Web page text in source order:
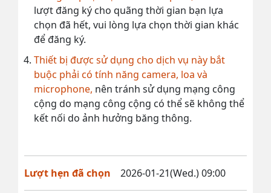
lượt đăng ký cho quãng thời gian bạn lựa
chọn đã hết, vui lòng lựa chọn thời gian khác
để đăng ký.
Thiết bị được sử dụng cho dịch vụ này bắt
buộc phải có tính năng camera, loa và
microphone, nên tránh sử dụng mạng công
cộng do mạng công cộng có thể sẽ không thể
kết nối do ảnh hưởng băng thông.
Lượt hẹn đã chọn 2026-01-21(Wed.) 09:00